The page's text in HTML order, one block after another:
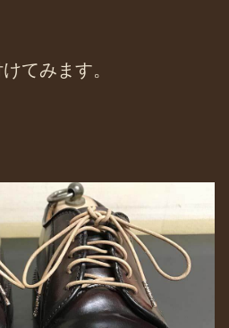
てみます。